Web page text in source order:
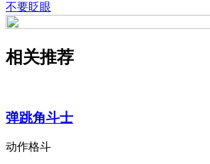
不要眨眼
相关推荐
弹跳角斗士
动作格斗